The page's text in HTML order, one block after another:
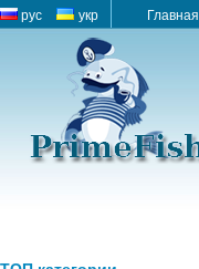
рус укр Главная